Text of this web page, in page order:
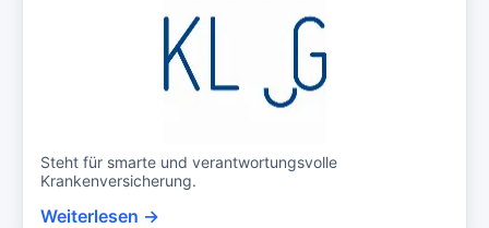
Steht für smarte und verantwortungsvolle
Krankenversicherung.
Weiterlesen →